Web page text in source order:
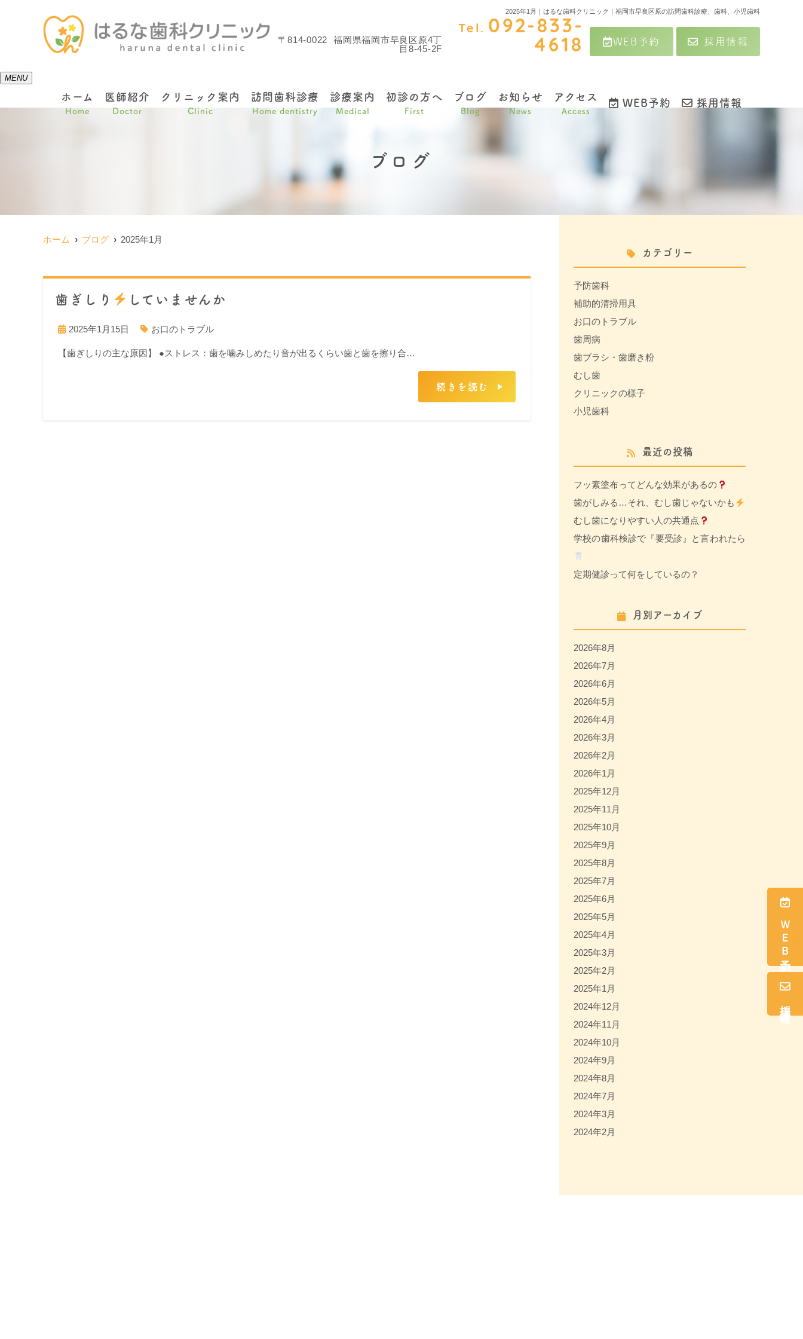
2025年1月｜はるな歯科クリニック｜福岡市早良区原の訪問歯科診療、歯科、小児歯科
〒814-0022
福岡県福岡市早良区原4丁
目8-45-2F
Tel. 092-833-
4618
WEB予約 採用情報
ＷＥＢ予約
MENU
ホーム
Home
医師紹介
Doctor
クリニック案内
Clinic
訪問歯科診療
Home dentistry
診療案内
Medical
初診の方へ
First
ブログ
Blog
お知らせ
News
アクセス
Access
WEB予約 採用情報
ブログ
ホーム ブログ 2025年1月
歯ぎしり していませんか
2025年1月15日 お口のトラブル
【歯ぎしりの主な原因】 ●ストレス：歯を噛みしめたり音が出るくらい歯と歯を擦り合…
続きを読む
カテゴリー
予防歯科
補助的清掃用具
お口のトラブル
歯周病
歯ブラシ・歯磨き粉
むし歯
クリニックの様子
小児歯科
最近の投稿
フッ素塗布ってどんな効果があるの
歯がしみる…それ、むし歯じゃないかも
むし歯になりやすい人の共通点
学校の歯科検診で『要受診』と言われたら
定期健診って何をしているの？
月別アーカイブ
2026年8月
2026年7月
2026年6月
2026年5月
2026年4月
2026年3月
2026年2月
2026年1月
2025年12月
2025年11月
2025年10月
2025年9月
2025年8月
2025年7月
2025年6月
2025年5月
2025年4月
2025年3月
2025年2月
2025年1月
2024年12月
2024年11月
2024年10月
2024年9月
2024年8月
2024年7月
2024年3月
2024年2月